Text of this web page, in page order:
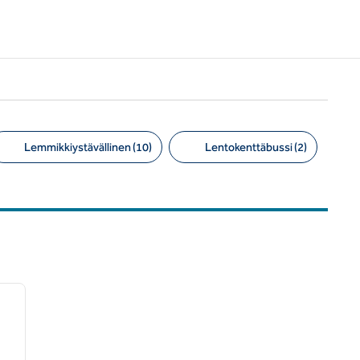
Lemmikkiystävällinen (10) Lentokenttäbussi (2)
seuraava kuva